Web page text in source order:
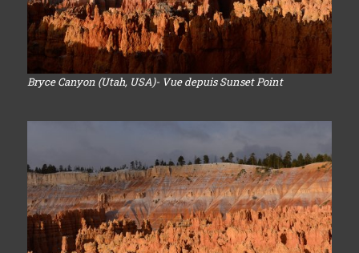
Bryce Canyon (Utah, USA)- Vue depuis Sunset Point